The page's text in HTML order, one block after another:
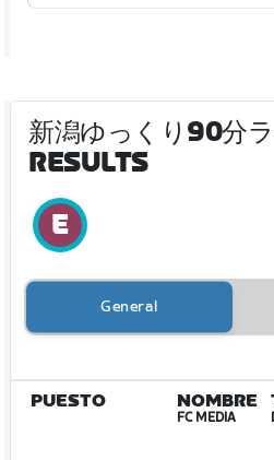
新潟ゆっくり90分
RESULTS
General
PUESTO NOMBRE
FC MEDIA